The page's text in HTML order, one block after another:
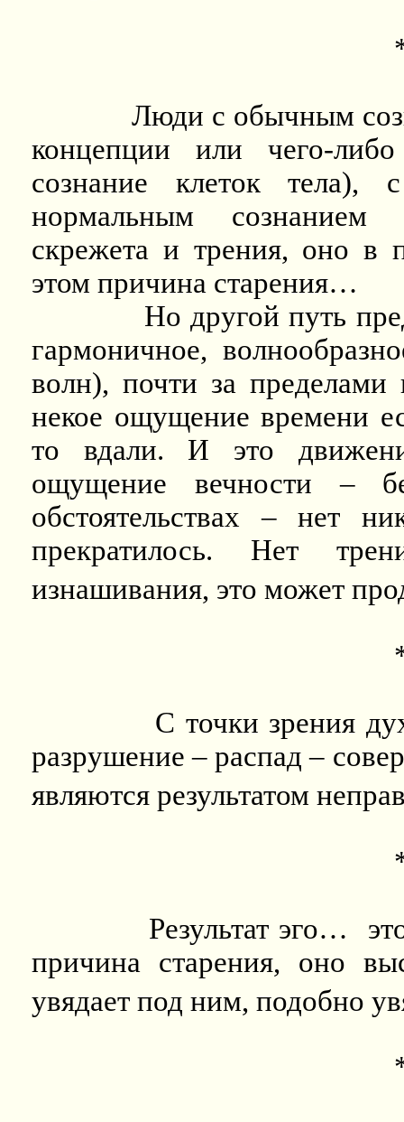
Люди с обычным
концепции или чего-
сознание клеток тела),
нормальным
скрежета и трения, оно в
этом причина старения…
Но другой путь
гармоничное,
волн), почти за
некое ощущение времени
то вдали. И это
ощущение вечности –
обстоятельствах – нет
прекратилось. Нет
изнашивания, это может
С точки зрения
разрушение – распад –
являются результатом
Результат эго…
причина старения, оно
увядает под ним, подобно